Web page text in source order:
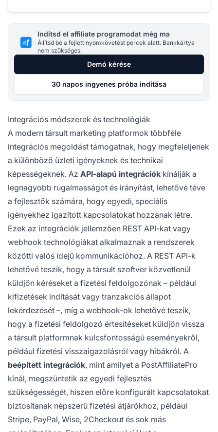
Indítsd el affiliate programodat még ma
Állítsd be a fejlett nyomkövetést percek alatt. Bankkártya
nem szükséges.
Demó kérése
30 napos ingyenes próba indítása
Integrációs módszerek és technológiák
A modern társult marketing platformok többféle
integrációs megoldást támogatnak, hogy megfeleljenek
a különböző üzleti igényeknek és technikai
képességeknek. Az API-alapú integrációk kínálják a
legnagyobb rugalmasságot és irányítást, lehetővé téve
a fejlesztők számára, hogy egyedi, speciális
igényekhez igazított kapcsolatokat hozzanak létre.
Ezek az integrációk jellemzően REST API-kat vagy
webhook technológiákat alkalmaznak a rendszerek
közötti valós idejű kommunikációhoz. A REST API-k
lehetővé teszik, hogy a társult szoftver közvetlenül
küldjön kéréseket a fizetési feldolgozónak – például
kifizetések indítását vagy tranzakciós állapot
lekérdezését –, míg a webhook-ok lehetővé teszik,
hogy a fizetési feldolgozó értesítéseket küldjön vissza
a társult platformnak kulcsfontosságú eseményekről,
például fizetési visszaigazolásról vagy hibákról. A
beépített integrációk, mint amilyet a PostAffiliatePro
kínál, megszüntetik az egyedi fejlesztés
szükségességét, hiszen előre konfigurált kapcsolatokat
biztosítanak népszerű fizetési átjárókhoz, például
Stripe, PayPal, Wise, 2Checkout és sok más